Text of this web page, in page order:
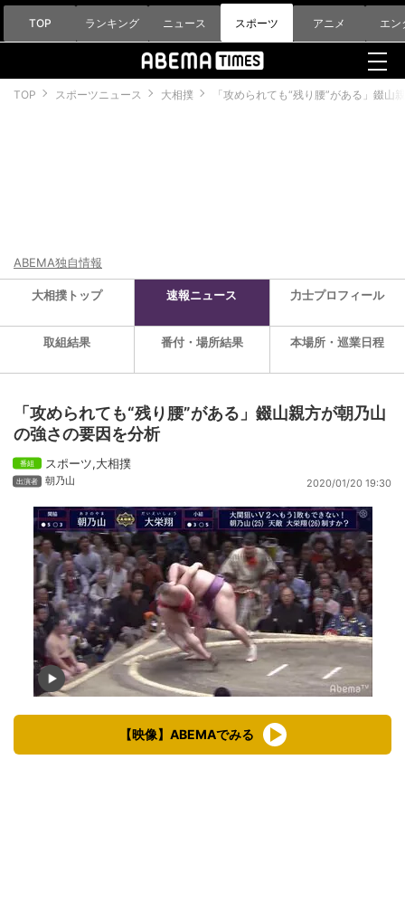
TOP ランキング ニュース スポーツ アニメ エン
TOP スポーツニュース 大相撲 「攻められても“残り腰”がある」錣
ABEMA独自情報
大相撲トップ 速報ニュース 力士プロフィール
取組結果 番付・場所結果 本場所・巡業日程
「攻められても“残り腰”がある」錣山親方が朝乃山
の強さの要因を分析
スポーツ,大相撲
朝乃山 2020/01/20 19:30
【映像】ABEMAでみる